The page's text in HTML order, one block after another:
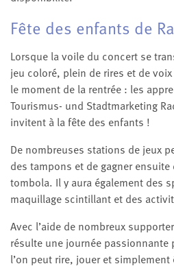
Fête des enfants de
Lorsque la voile du concert se
jeu coloré, plein de rires et de
le moment de la rentrée : les
Tourismus- und Stadtmarketing
invitent à la fête des enfants !
De nombreuses stations de jeux
des tampons et de gagner
tombola. Il y aura également des
maquillage scintillant et des
Avec l’aide de nombreux
résulte une journée
l’on peut rire, jouer et simplement